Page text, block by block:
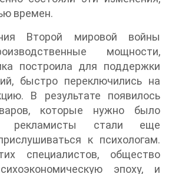
времен.
Второй мировой войны
мощности,
построила для поддержки
быстро переключились на
В результате появилось
которые нужно было
рекламисты стали еще
к психологам.
специалистов, общество
эпоху, и